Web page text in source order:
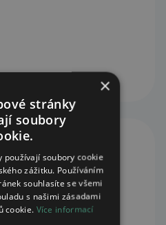
×
stránky
soubory
používají soubory cookie
zážitku. Používáním
souhlasíte se všemi
s našimi zásadami
cookie. Více informací